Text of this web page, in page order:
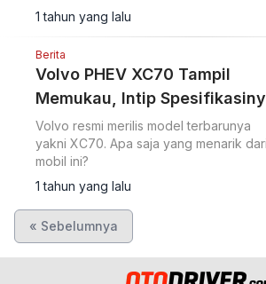
1 tahun yang lalu
Berita
Volvo PHEV XC70 Tampil
Memukau, Intip
Volvo resmi merilis model terbarunya
yakni XC70. Apa saja yang menarik dari
mobil ini?
1 tahun yang lalu
« Sebelumnya